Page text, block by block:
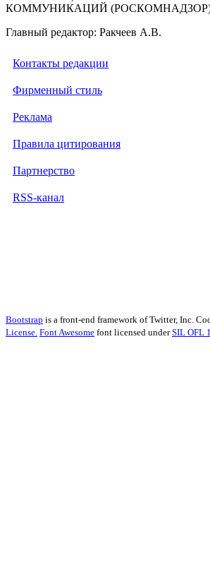
КОММУНИКАЦИЙ
Главный редактор: Ракчеев А.В.
Контакты редакции
Фирменный стиль
Реклама
Правила цитирования
Партнерство
RSS-канал
Bootstrap is a front-end framework of Twitter, Inc.
License. Font Awesome font licensed underSIL OFL